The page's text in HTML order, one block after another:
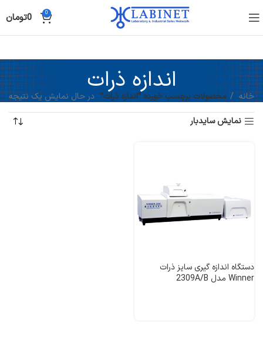
0
0تومان
اندازه ذرات
خانه محصولات برچسب خورده “اندازه ذرات” در حال نمایش یک نتیجه
نمایش سایدبار
دستگاه اندازه گیری سایز ذرات
Winner مدل 2309A/B